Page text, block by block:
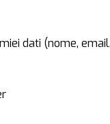
dati (nome,